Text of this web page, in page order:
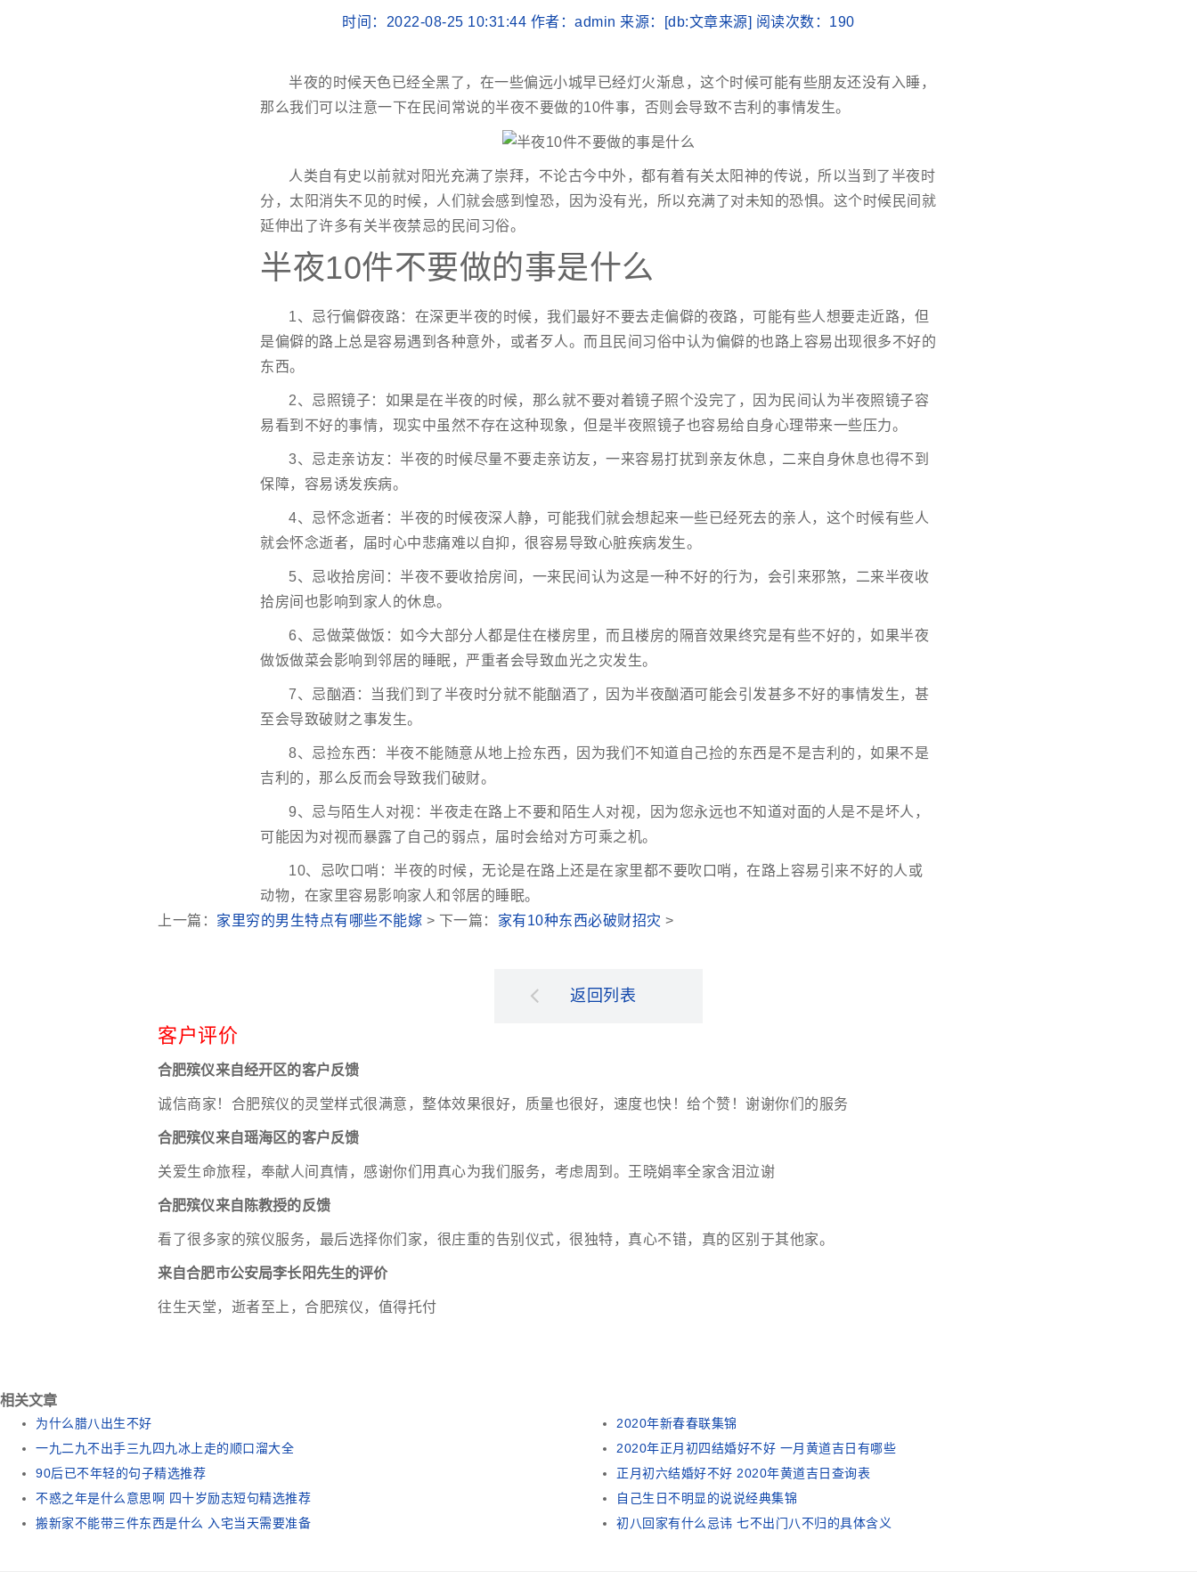
时间：2022-08-25 10:31:44 作者：admin 来源：[db:文章来源] 阅读次数： 190
半夜的时候天色已经全黑了，在一些偏远小城早已经灯火渐息，这个时候可能有些朋友还没有入睡，
那么我们可以注意一下在民间常说的半夜不要做的10件事，否则会导致不吉利的事情发生。
人类自有史以前就对阳光充满了崇拜，不论古今中外，都有着有关太阳神的传说，所以当到了半夜时
分，太阳消失不见的时候，人们就会感到惶恐，因为没有光，所以充满了对未知的恐惧。这个时候民间就
延伸出了许多有关半夜禁忌的民间习俗。
半夜10件不要做的事是什么
1、忌行偏僻夜路：在深更半夜的时候，我们最好不要去走偏僻的夜路，可能有些人想要走近路，但
是偏僻的路上总是容易遇到各种意外，或者歹人。而且民间习俗中认为偏僻的也路上容易出现很多不好的
东西。
2、忌照镜子：如果是在半夜的时候，那么就不要对着镜子照个没完了，因为民间认为半夜照镜子容
易看到不好的事情，现实中虽然不存在这种现象，但是半夜照镜子也容易给自身心理带来一些压力。
3、忌走亲访友：半夜的时候尽量不要走亲访友，一来容易打扰到亲友休息，二来自身休息也得不到
保障，容易诱发疾病。
4、忌怀念逝者：半夜的时候夜深人静，可能我们就会想起来一些已经死去的亲人，这个时候有些人
就会怀念逝者，届时心中悲痛难以自抑，很容易导致心脏疾病发生。
5、忌收拾房间：半夜不要收拾房间，一来民间认为这是一种不好的行为，会引来邪煞，二来半夜收
拾房间也影响到家人的休息。
6、忌做菜做饭：如今大部分人都是住在楼房里，而且楼房的隔音效果终究是有些不好的，如果半夜
做饭做菜会影响到邻居的睡眠，严重者会导致血光之灾发生。
7、忌酗酒：当我们到了半夜时分就不能酗酒了，因为半夜酗酒可能会引发甚多不好的事情发生，甚
至会导致破财之事发生。
8、忌捡东西：半夜不能随意从地上捡东西，因为我们不知道自己捡的东西是不是吉利的，如果不是
吉利的，那么反而会导致我们破财。
9、忌与陌生人对视：半夜走在路上不要和陌生人对视，因为您永远也不知道对面的人是不是坏人，
可能因为对视而暴露了自己的弱点，届时会给对方可乘之机。
10、忌吹口哨：半夜的时候，无论是在路上还是在家里都不要吹口哨，在路上容易引来不好的人或
动物，在家里容易影响家人和邻居的睡眠。
上一篇： 家里穷的男生特点有哪些不能嫁 > 下一篇： 家有10种东西必破财招灾 >
返回列表
客户评价
合肥殡仪来自经开区的客户反馈
诚信商家！合肥殡仪的灵堂样式很满意，整体效果很好，质量也很好，速度也快！给个赞！谢谢你们的服务
合肥殡仪来自瑶海区的客户反馈
关爱生命旅程，奉献人间真情，感谢你们用真心为我们服务，考虑周到。王晓娟率全家含泪泣谢
合肥殡仪来自陈教授的反馈
看了很多家的殡仪服务，最后选择你们家，很庄重的告别仪式，很独特，真心不错，真的区别于其他家。
来自合肥市公安局李长阳先生的评价
往生天堂，逝者至上，合肥殡仪，值得托付
相关文章
为什么腊八出生不好
2020年新春春联集锦
一九二九不出手三九四九冰上走的顺口溜大全
2020年正月初四结婚好不好 一月黄道吉日有哪些
90后已不年轻的句子精选推荐
正月初六结婚好不好 2020年黄道吉日查询表
不惑之年是什么意思啊 四十岁励志短句精选推荐
自己生日不明显的说说经典集锦
搬新家不能带三件东西是什么 入宅当天需要准备
初八回家有什么忌讳 七不出门八不归的具体含义